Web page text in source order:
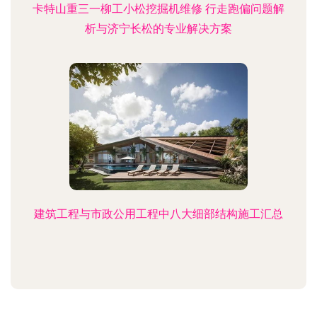
卡特山重三一柳工小松挖掘机维修 行走跑偏问题解
析与济宁长松的专业解决方案
建筑工程与市政公用工程中八大细部结构施工汇总